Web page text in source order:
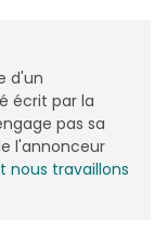
d'un
écrit par la
pas sa
l'annonceur
nous travaillons